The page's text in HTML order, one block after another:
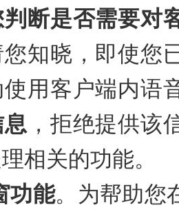
断是否需要对
知晓，即使您
用客户端内语
，拒绝提供该
相关的功能。
功能。为帮助您